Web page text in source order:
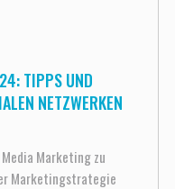
TIPPS UND
NETZWERKEN
Marketing zu
Marketingstrategie